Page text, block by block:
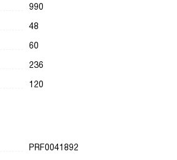
990
48
60
236
120
PRF0041892